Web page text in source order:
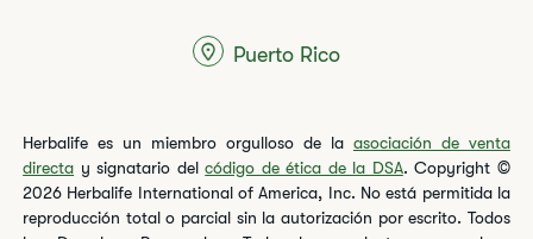
Herbalife es un miembro orgulloso de la asociación de venta
directa y signatario delcódigo de ética de la DSA. Copyright ©
2026 Herbalife International of America, Inc. No está permitida la
reproducción total o parcial sin la autorización por escrito. Todos
Puerto Rico